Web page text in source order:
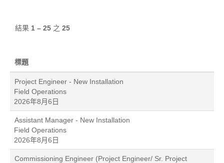
結果 1 – 25 之 25
標題
Project Engineer - New Installation
Field Operations
2026年8月6日
Assistant Manager - New Installation
Field Operations
2026年8月6日
Commissioning Engineer (Project Engineer/ Sr. Project